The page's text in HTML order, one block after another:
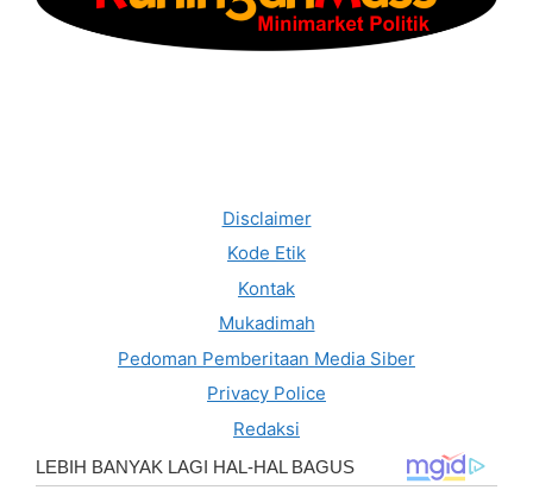
Disclaimer
Kode Etik
Kontak
Mukadimah
Pedoman Pemberitaan Media Siber
Privacy Police
Redaksi